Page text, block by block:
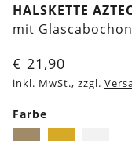
HALSKETTE
mit Glascabochon
€ 21,90
inkl. MwSt., zzgl.
Farbe